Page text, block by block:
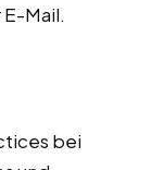
Mail.
bei